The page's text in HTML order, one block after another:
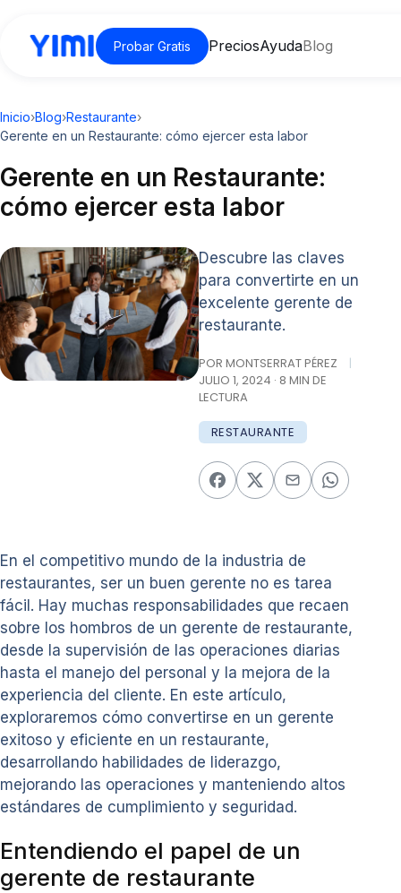
Probar Gratis PreciosAyudaBlog
Inicio›Blog›Restaurante›
Gerente en un Restaurante: cómo ejercer esta labor
Gerente en un Restaurante:
cómo ejercer esta labor
Descubre las claves
para convertirte en un
excelente gerente de
restaurante.
POR MONTSERRAT PÉREZ
|
JULIO 1, 2024 · 8 MIN DE
LECTURA
RESTAURANTE
En el competitivo mundo de la industria de
restaurantes, ser un buen gerente no es tarea
fácil. Hay muchas responsabilidades que recaen
sobre los hombros de un gerente de restaurante,
desde la supervisión de las operaciones diarias
hasta el manejo del personal y la mejora de la
experiencia del cliente. En este artículo,
exploraremos cómo convertirse en un gerente
exitoso y eficiente en un restaurante,
desarrollando habilidades de liderazgo,
mejorando las operaciones y manteniendo altos
estándares de cumplimiento y seguridad.
Entendiendo el papel de un
gerente de restaurante